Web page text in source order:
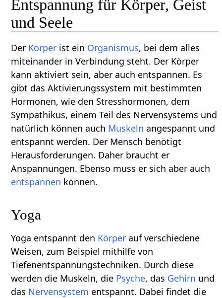
Entspannung für Körper, Geist
und Seele
Der Körper ist ein Organismus, bei dem alles
miteinander in Verbindung steht. Der Körper
kann aktiviert sein, aber auch entspannen. Es
gibt das Aktivierungssystem mit bestimmten
Hormonen, wie den Stresshormonen, dem
Sympathikus, einem Teil des Nervensystems und
natürlich können auch Muskeln angespannt und
entspannt werden. Der Mensch benötigt
Herausforderungen. Daher braucht er
Anspannungen. Ebenso muss er sich aber auch
entspannen können.
Yoga
Yoga entspannt den Körper auf verschiedene
Weisen, zum Beispiel mithilfe von
Tiefenentspannungstechniken. Durch diese
werden die Muskeln, die Psyche, das Gehirn und
das Nervensystem entspannt. Dabei findet die